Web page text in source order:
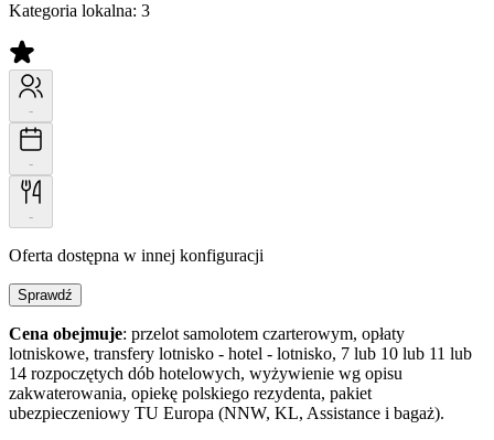
Kategoria lokalna: 3
-
-
-
Oferta dostępna w innej konfiguracji
Sprawdź
Cena obejmuje: przelot samolotem czarterowym, opłaty
lotniskowe, transfery lotnisko - hotel - lotnisko, 7 lub 10 lub 11 lub
14 rozpoczętych dób hotelowych, wyżywienie wg opisu
zakwaterowania, opiekę polskiego rezydenta, pakiet
ubezpieczeniowy TU Europa (NNW, KL, Assistance i bagaż).